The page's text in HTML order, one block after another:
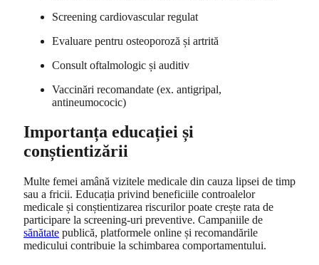
Screening cardiovascular regulat
Evaluare pentru osteoporoză și artrită
Consult oftalmologic și auditiv
Vaccinări recomandate (ex. antigripal,
antineumococic)
Importanța educației și
conștientizării
Multe femei amână vizitele medicale din cauza lipsei de timp
sau a fricii. Educația privind beneficiile controalelor
medicale și conștientizarea riscurilor poate crește rata de
participare la screening-uri preventive. Campaniile de
sănătate publică, platformele online și recomandările
medicului contribuie la schimbarea comportamentului.